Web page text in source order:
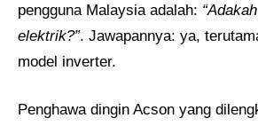
pengguna Malaysia adalah:
elektrik?”. Jawapannya: ya,
model inverter.
Penghawa dingin Acson yang